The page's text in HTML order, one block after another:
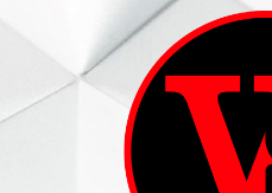
ВИННЫЙ СКЛАД